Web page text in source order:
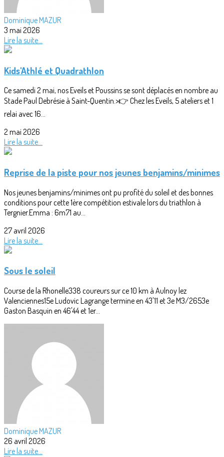
Dominique MAZUR
3 mai 2026
Lire la suite...
Kids'Athlé et Quadrathlon
Ce samedi 2 mai, nos Eveils et Poussins se sont déplacés en nombre au
Stade Paul Debrésie à Saint-Quentin.>👉 Chez les Eveils, 5 ateliers et 1
relai avec 16...
2 mai 2026
Lire la suite...
Reprise de la piste pour nos jeunes benjamins/minimes
Nos jeunes benjamins/minimes ont pu profité du soleil et des bonnes
conditions pour cette 1ère compétition estivale lors du triathlon à
Tergnier.Emma : 6m71 au...
27 avril 2026
Lire la suite...
Sous le soleil
Course de la Rhonelle338 coureurs sur ce 10 km à Aulnoy lez
Valenciennes15e Ludovic Lagrange termine en 43'11 et 3e M3/2653e
Gaston Basquin en 46'44 et 1er...
Dominique MAZUR
26 avril 2026
Lire la suite...